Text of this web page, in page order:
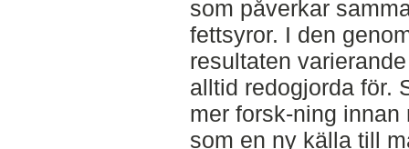
som påverkar
fettsyror. I den
resultaten
alltid redogjorda för.
mer forsk-ning
som en ny källa till